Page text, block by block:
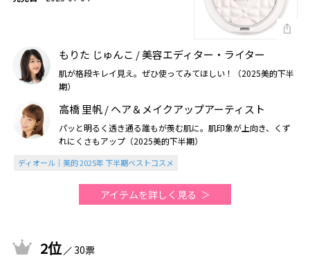
もりた じゅんこ / 美容エディター・ライター
肌が格段キレイ見え。ぜひ使ってみてほしい！（2025美的下半
期）
高橋 里帆 / ヘア＆メイクアップアーティスト
パッと明るく透き通る誰もが羨む肌に。肌印象が上向き、くず
れにくさもアップ（2025美的下半期）
ディオール｜美的 2025年 下半期ベストコスメ
アイテムを詳しく見る
2位 30票